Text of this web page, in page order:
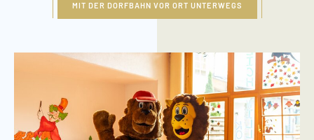
MIT DER DORFBAHN VOR ORT UNTERWEGS